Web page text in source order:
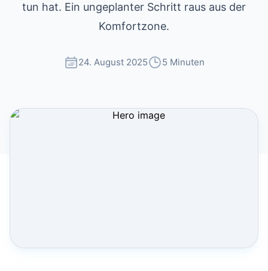
tun hat. Ein ungeplanter Schritt raus aus der
Komfortzone.
24. August 2025 5 Minuten